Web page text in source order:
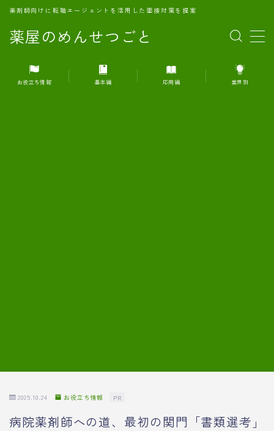
薬屋のめんせつごと
薬剤師向けに転職エージェントを活用した面接対策を提案
MENU
1.転職エージェントとは何か？
お役立ち情報 基本編 応用編 業界別
2025.10.24 お役立ち情報 PR
病院薬剤師への道、最初の関門「書類選考」